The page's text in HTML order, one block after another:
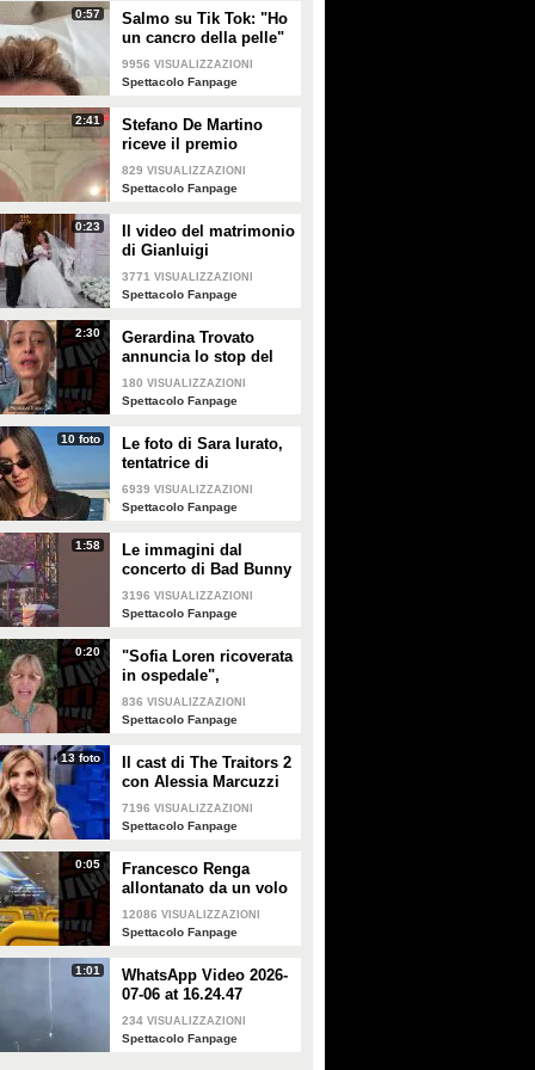
0:57
Salmo su Tik Tok: "Ho
un cancro della pelle"
e apre al dibattito sulle
creme solari
9956 VISUALIZZAZIONI
Spettacolo Fanpage
2:41
Stefano De Martino
riceve il premio
intitolato al padre
Enrico
829 VISUALIZZAZIONI
Spettacolo Fanpage
0:23
Il video del matrimonio
di Gianluigi
Donnarumma e Alessia
Elefante
3771 VISUALIZZAZIONI
Spettacolo Fanpage
2:30
Gerardina Trovato
annuncia lo stop del
tour per problemi di
salute
180 VISUALIZZAZIONI
Spettacolo Fanpage
10 foto
Le foto di Sara Iurato,
tentatrice di
Temptation Island 2026
6939 VISUALIZZAZIONI
Spettacolo Fanpage
1:58
Le immagini dal
concerto di Bad Bunny
a Milano
3196 VISUALIZZAZIONI
Spettacolo Fanpage
0:20
"Sofia Loren ricoverata
in ospedale",
Alessandra Mussolini
smentisce: "È serena e
836 VISUALIZZAZIONI
Spettacolo Fanpage
13 foto
Il cast di The Traitors 2
con Alessia Marcuzzi
7196 VISUALIZZAZIONI
Spettacolo Fanpage
0:05
Francesco Renga
allontanato da un volo
Ryanair dopo una
discussione con gli
12086 VISUALIZZAZIONI
Spettacolo Fanpage
1:01
WhatsApp Video 2026-
07-06 at 16.24.47
234 VISUALIZZAZIONI
Spettacolo Fanpage